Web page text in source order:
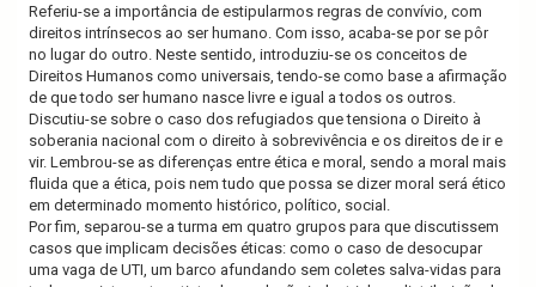
Referiu-se a importância de estipularmos regras de convívio, com
direitos intrínsecos ao ser humano. Com isso, acaba-se por se pôr
no lugar do outro. Neste sentido, introduziu-se os conceitos de
Direitos Humanos como universais, tendo-se como base a afirmação
de que todo ser humano nasce livre e igual a todos os outros.
Discutiu-se sobre o caso dos refugiados que tensiona o Direito à
soberania nacional com o direito à sobrevivência e os direitos de ir e
vir. Lembrou-se as diferenças entre ética e moral, sendo a moral mais
fluida que a ética, pois nem tudo que possa se dizer moral será ético
em determinado momento histórico, político, social.
Por fim, separou-se a turma em quatro grupos para que discutissem
casos que implicam decisões éticas: como o caso de desocupar
uma vaga de UTI, um barco afundando sem coletes salva-vidas para